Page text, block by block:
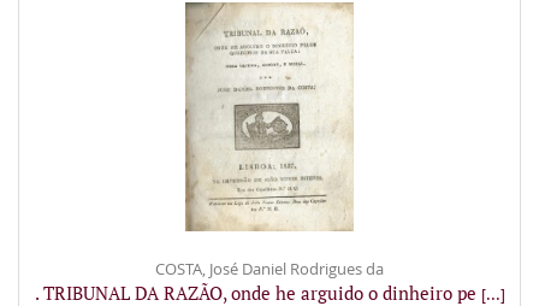
COSTA, José Daniel Rodrigues da
. TRIBUNAL DA RAZÃO, onde he arguido o dinheiro pe [...]